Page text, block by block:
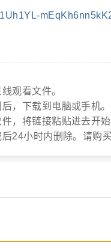
观看文件。
，下载到电脑或手机。
，将链接粘贴进去开始
24小时内删除。请购买